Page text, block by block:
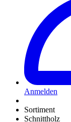
Anmelden
Sortiment
Schnittholz